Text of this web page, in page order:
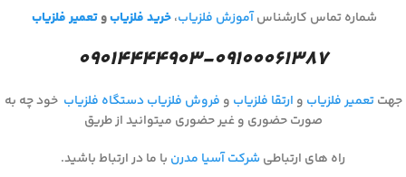
شماره تماس کارشناسآموزش فلزیاب،خرید فلزیابوتعمیر فلزیاب
۰۹۰۱۴۴۴۴۹۰۳-۰۹۱۰۰۰۶۱۳۸۷
جهتتعمیر فلزیاب و ارتقا فلزیاب و فروش فلزیاب دستگاه فلزیاب خود چه به
صورت حضوری و غیر حضوری میتوانید از طریق
راه های ارتباطی شرکت آسیا مدرن با ما در ارتباط باشید.